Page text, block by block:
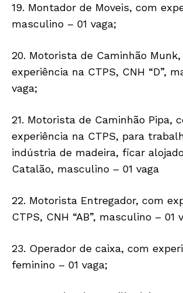
19. Montador de Moveis, com
masculino – 01 vaga;
20. Motorista de Caminhão
experiência na CTPS, CNH “D”,
vaga;
21. Motorista de Caminhão Pipa,
experiência na CTPS, para
indústria de madeira, ficar
Catalão, masculino – 01 vaga
22. Motorista Entregador, com
CTPS, CNH “AB”, masculino – 01
23. Operador de caixa, com
feminino – 01 vaga;